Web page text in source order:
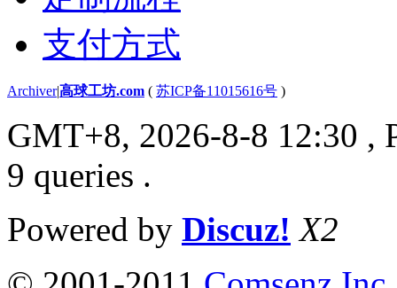
支付方式
Archiver|高球工坊.com ( 苏ICP备11015616号 )
GMT+8, 2026-8-8 12:30 ,
9 queries .
Powered by Discuz! X2